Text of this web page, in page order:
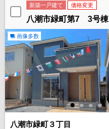
新築一戸建て 価格変更
八潮市緑町第7 3号棟
画像多数
八潮市緑町３丁目